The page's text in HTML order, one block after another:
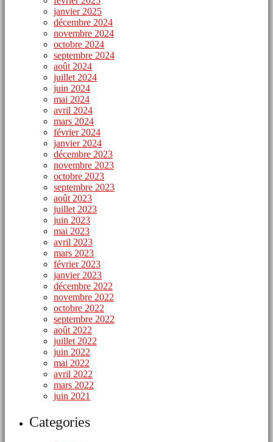
janvier 2025
décembre 2024
novembre 2024
octobre 2024
septembre 2024
août 2024
juillet 2024
juin 2024
mai 2024
avril 2024
mars 2024
février 2024
janvier 2024
décembre 2023
novembre 2023
octobre 2023
septembre 2023
août 2023
juillet 2023
juin 2023
mai 2023
avril 2023
mars 2023
février 2023
janvier 2023
décembre 2022
novembre 2022
octobre 2022
septembre 2022
août 2022
juillet 2022
juin 2022
mai 2022
avril 2022
mars 2022
juin 2021
Categories